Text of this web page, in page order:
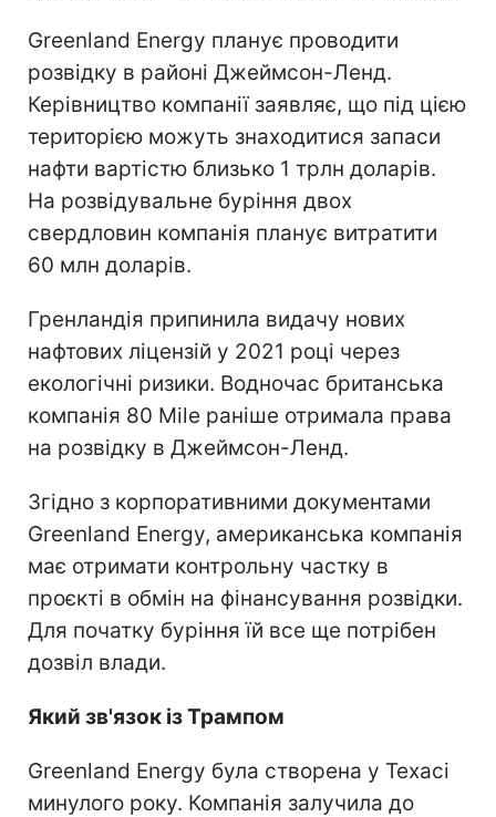
Greenland Energy планує проводити
розвідку в районі Джеймсон-Ленд.
Керівництво компанії заявляє, що під цією
територією можуть знаходитися запаси
нафти вартістю близько 1 трлн доларів.
На розвідувальне буріння двох
свердловин компанія планує витратити
60 млн доларів.
Гренландія припинила видачу нових
нафтових ліцензій у 2021 році через
екологічні ризики. Водночас британська
компанія 80 Mile раніше отримала права
на розвідку в Джеймсон-Ленд.
Згідно з корпоративними документами
Greenland Energy, американська компанія
має отримати контрольну частку в
проєкті в обмін на фінансування розвідки.
Для початку буріння їй все ще потрібен
дозвіл влади.
Який зв'язок із Трампом
Greenland Energy була створена у Техасі
минулого року. Компанія залучила до